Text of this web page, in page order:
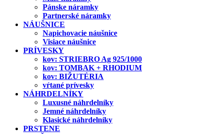
Pánske náramky
Partnerské náramky
NÁUŠNICE
Napichovacie náušnice
Visiace náušnice
PRÍVESKY
kov: STRIEBRO Ag 925/1000
kov: TOMBAK + RHODIUM
kov: BIŽUTÉRIA
vŕtané prívesky
NÁHRDELNÍKY
Luxusné náhrdelníky
Jemné náhrdelníky
Klasické náhrdelníky
PRSTENE